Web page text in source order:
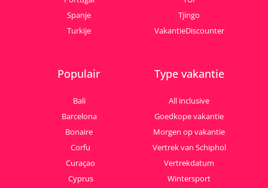
Spanje
Turkije
Tjingo
VakantieDiscounter
Populair
Bali
Barcelona
Bonaire
Corfu
Curaçao
Cyprus
Type vakantie
All inclusive
Goedkope vakantie
Morgen op vakantie
Vertrek van Schiphol
Vertrekdatum
Wintersport